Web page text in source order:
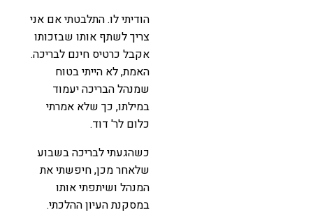
הודיתי לו. התלבטתי אם אני
צריך לשתף אותו שבזכותו
אקבל כרטיס חינם לבריכה.
האמת, לא הייתי בטוח
שמנהל הבריכה יעמוד
במילתו, כך שלא אמרתי
כלום לר' דוד.
כשהגעתי לבריכה בשבוע
שלאחר מכן, חיפשתי את
המנהל ושיתפתי אותו
במסקנת העיון ההלכתי.